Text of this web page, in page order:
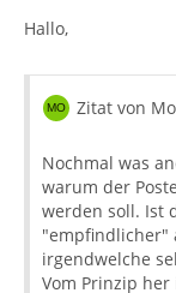
Hallo,
Zitat von
Nochmal was
warum der
werden soll. Ist
"empfindlicher"
irgendwelche
Vom Prinzip